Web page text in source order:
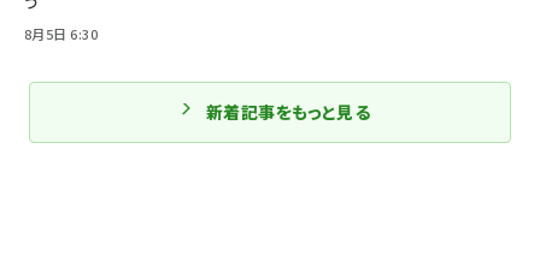
8月5日 6:30
新着記事をもっと見る